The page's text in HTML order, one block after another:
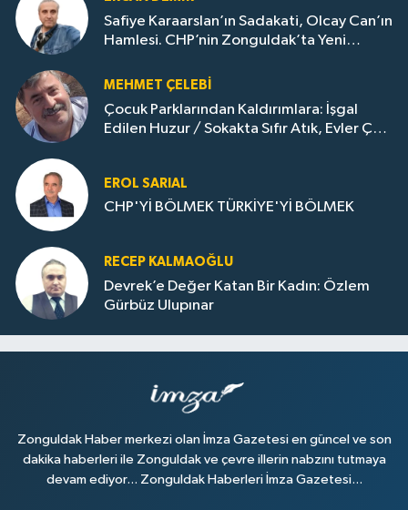
Safiye Karaarslan’ın Sadakati, Olcay Can’ın
Hamlesi. CHP’nin Zonguldak’ta Yeni
MEHMET ÇELEBI
Çocuk Parklarından Kaldırımlara: İşgal
Edilen Huzur / Sokakta Sıfır Atık, Evler Çöp
EROL SARIAL
CHP'Yİ BÖLMEK TÜRKİYE'Yİ BÖLMEK
RECEP KALMAOĞLU
Devrek’e Değer Katan Bir Kadın: Özlem
Gürbüz Ulupınar
Zonguldak Haber merkezi olan İmza Gazetesi en güncel ve son
dakika haberleri ile Zonguldak ve çevre illerin nabzını tutmaya
devam ediyor... Zonguldak Haberleri İmza Gazetesi...